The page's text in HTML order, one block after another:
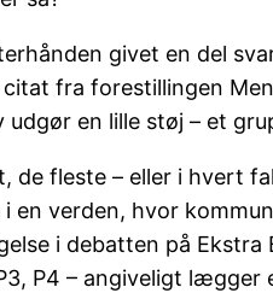
givet en del
citat fra forestillingen
en lille støj – et
de fleste – eller i hvert
en verden, hvor
i debatten på Ekstra
P3, P4 – angiveligt